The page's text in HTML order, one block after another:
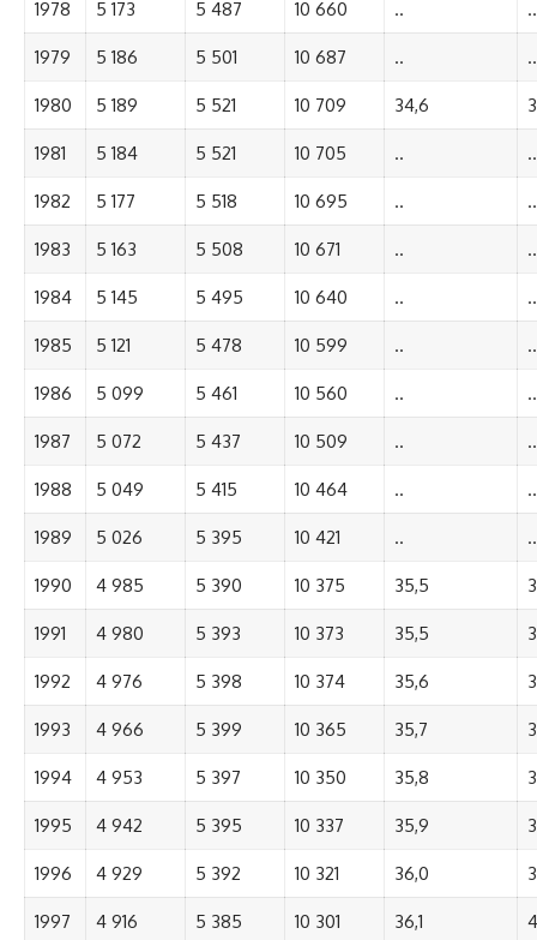
1978 5 173 5 487 10 660 .. ..
1979 5 186 5 501 10 687 .. ..
1980 5 189 5 521 10 709 34,6
1981 5 184 5 521 10 705 .. ..
1982 5 177 5 518 10 695 .. ..
1983 5 163 5 508 10 671 .. ..
1984 5 145 5 495 10 640 .. ..
1985 5 121 5 478 10 599 .. ..
1986 5 099 5 461 10 560 .. ..
1987 5 072 5 437 10 509 .. ..
1988 5 049 5 415 10 464 .. ..
1989 5 026 5 395 10 421 .. ..
1990 4 985 5 390 10 375 35,5
1991 4 980 5 393 10 373 35,5
1992 4 976 5 398 10 374 35,6
1993 4 966 5 399 10 365 35,7
1994 4 953 5 397 10 350 35,8
1995 4 942 5 395 10 337 35,9
1996 4 929 5 392 10 321 36,0
1997 4 916 5 385 10 301 36,1